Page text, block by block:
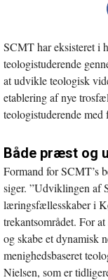
SCMT har eksisteret i
teologistuderende
at udvikle teologisk
etablering af nye
teologistuderende
Både præst og
Formand for SCMT’s
siger. ”Udviklingen af
læringsfællesskaber i
trekantsområdet. For
og skabe et dynamisk
menighedsbaseret
Nielsen, som er